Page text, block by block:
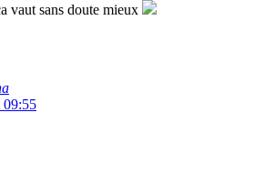
vaut sans doute mieux
09:55